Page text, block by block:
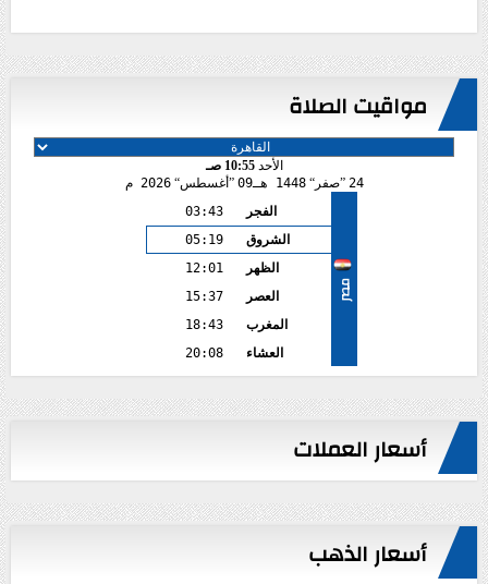
مواقيت الصلاة
الأحد10:55 صـ
24
صفر 1448 هـ 09 أغسطس 2026 م
مصر
الفجر
03:43
الشروق
05:19
الظهر
12:01
العصر
15:37
المغرب
18:43
العشاء
20:08
أسعار العملات
أسعار الذهب